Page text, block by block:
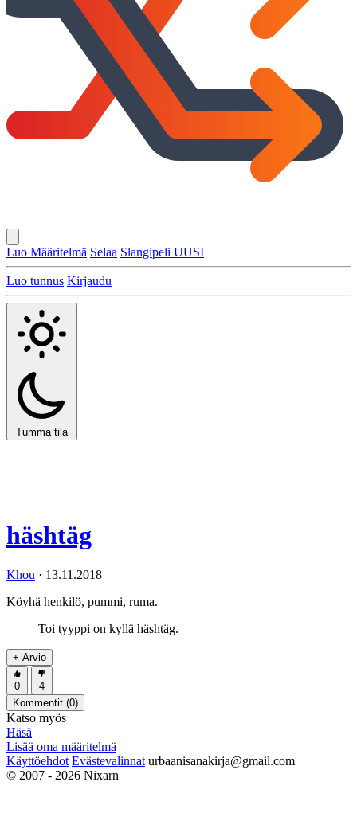
Luo Määritelmä Selaa Slangipeli UUSI
Luo tunnus Kirjaudu
Tumma tila
häshtäg
Khou · 13.11.2018
Köyhä henkilö, pummi, ruma.
Toi tyyppi on kyllä häshtäg.
+ Arvio
0
4
Kommentit (0)
Katso myös
Häsä
Lisää oma määritelmä
Käyttöehdot Evästevalinnat urbaanisanakirja@gmail.com
© 2007 - 2026 Nixarn